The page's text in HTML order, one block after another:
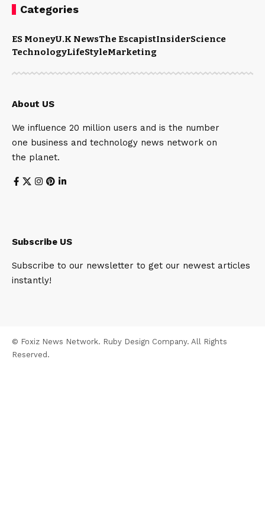
Categories
ES MoneyU.K NewsThe EscapistInsiderScience
TechnologyLifeStyleMarketing
About US
We influence 20 million users and is the number
one business and technology news network on
the planet.
Subscribe US
Subscribe to our newsletter to get our newest articles
instantly!
© Foxiz News Network. Ruby Design Company. All Rights
Reserved.